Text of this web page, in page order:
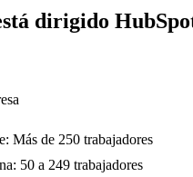
dirigido
Más de 250 trabajadores
50 a 249 trabajadores